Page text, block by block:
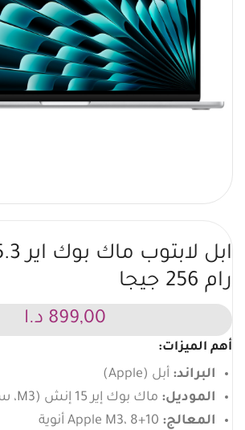
رام 256 جيجا
899,00 د.ا
أهم الميزات:
البراند: أبل (Apple)
الموديل: ماك بوك إير 15 إنش (M3، سيلفر)
المعالج: